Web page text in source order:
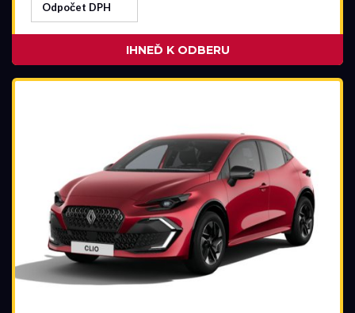
Odpočet DPH
IHNEĎ K ODBERU